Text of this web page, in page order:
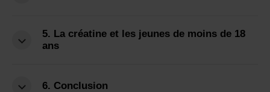
5. La créatine et les jeunes de moins de 18
ans
6. Conclusion